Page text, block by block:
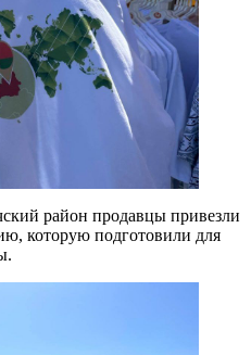
район продавцы привезли
которую подготовили для